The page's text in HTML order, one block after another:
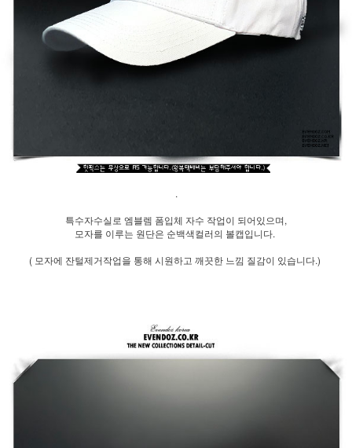
.
특수자수실로 엠블렘 폼입체 자수 작업이 되어있으며,
모자를 이루는 원단은 순백색컬러의 볼캡입니다.
( 모자에 잔털제거작업을 통해 시원하고 깨끗한 느낌 질감이 있습니다.)